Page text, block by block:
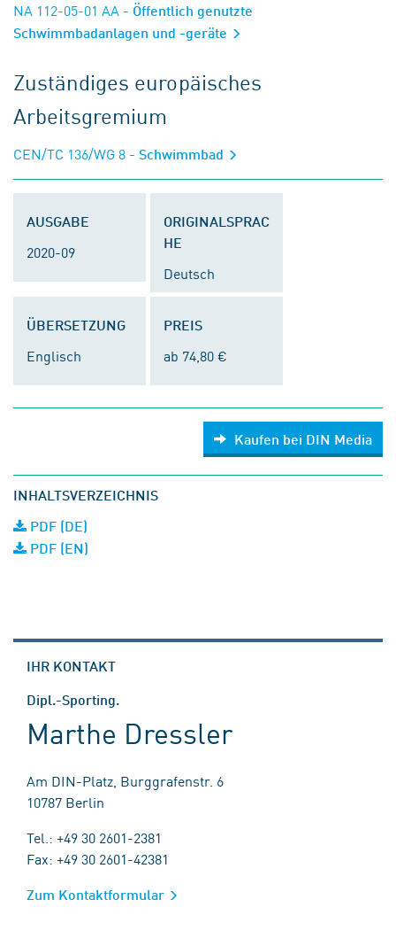
NA 112-05-01 AA - Öffentlich genutzte
Schwimmbadanlagen und -geräte
Zuständiges europäisches
Arbeitsgremium
CEN/TC 136/WG 8 - Schwimmbad
AUSGABE
2020-09
ORIGINALSPRAC
HE
Deutsch
ÜBERSETZUNG
Englisch
PREIS
ab 74,80 €
Kaufen bei DIN Media
INHALTSVERZEICHNIS
PDF (DE)
PDF (EN)
IHR KONTAKT
Dipl.-Sporting.
Marthe Dressler
Am DIN-Platz, Burggrafenstr. 6
10787 Berlin
Tel.: +49 30 2601-2381
Fax: +49 30 2601-42381
Zum Kontaktformular